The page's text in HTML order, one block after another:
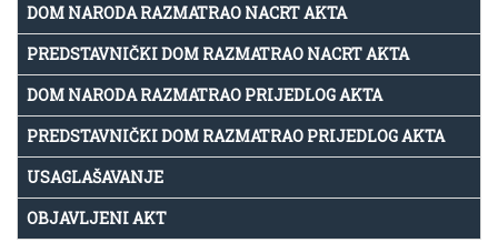
DOM NARODA RAZMATRAO NACRT AKTA
PREDSTAVNIČKI DOM RAZMATRAO NACRT AKTA
DOM NARODA RAZMATRAO PRIJEDLOG AKTA
PREDSTAVNIČKI DOM RAZMATRAO PRIJEDLOG AKTA
USAGLAŠAVANJE
OBJAVLJENI AKT